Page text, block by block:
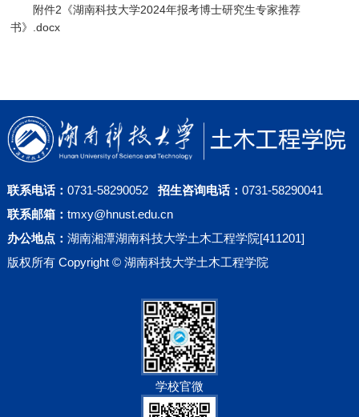
附件2《湖南科技大学2024年报考博士研究生专家推荐
书》.docx
联系电话： 0731-58290052 招生咨询电话： 0731-58290041
联系邮箱： tmxy@hnust.edu.cn
办公地点： 湖南湘潭湖南科技大学土木工程学院[411201]
版权所有 Copyright © 湖南科技大学土木工程学院
学校官微